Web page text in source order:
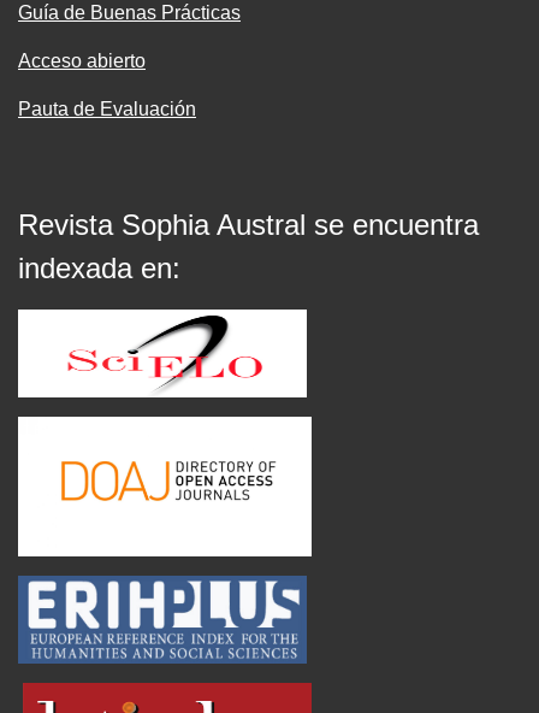
Guía de Buenas Prácticas
Acceso abierto
Pauta de Evaluación
Revista Sophia Austral se encuentra
indexada en: